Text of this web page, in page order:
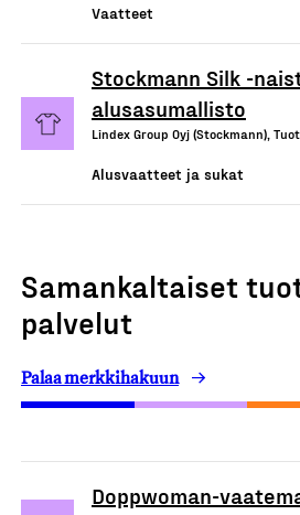
Vaatteet
Stockmann Silk -
alusasumallisto
Lindex Group Oyj (Stockmann),
Alusvaatteet ja sukat
Samankaltaiset
palvelut
Palaa merkkihakuun
Doppwoman-